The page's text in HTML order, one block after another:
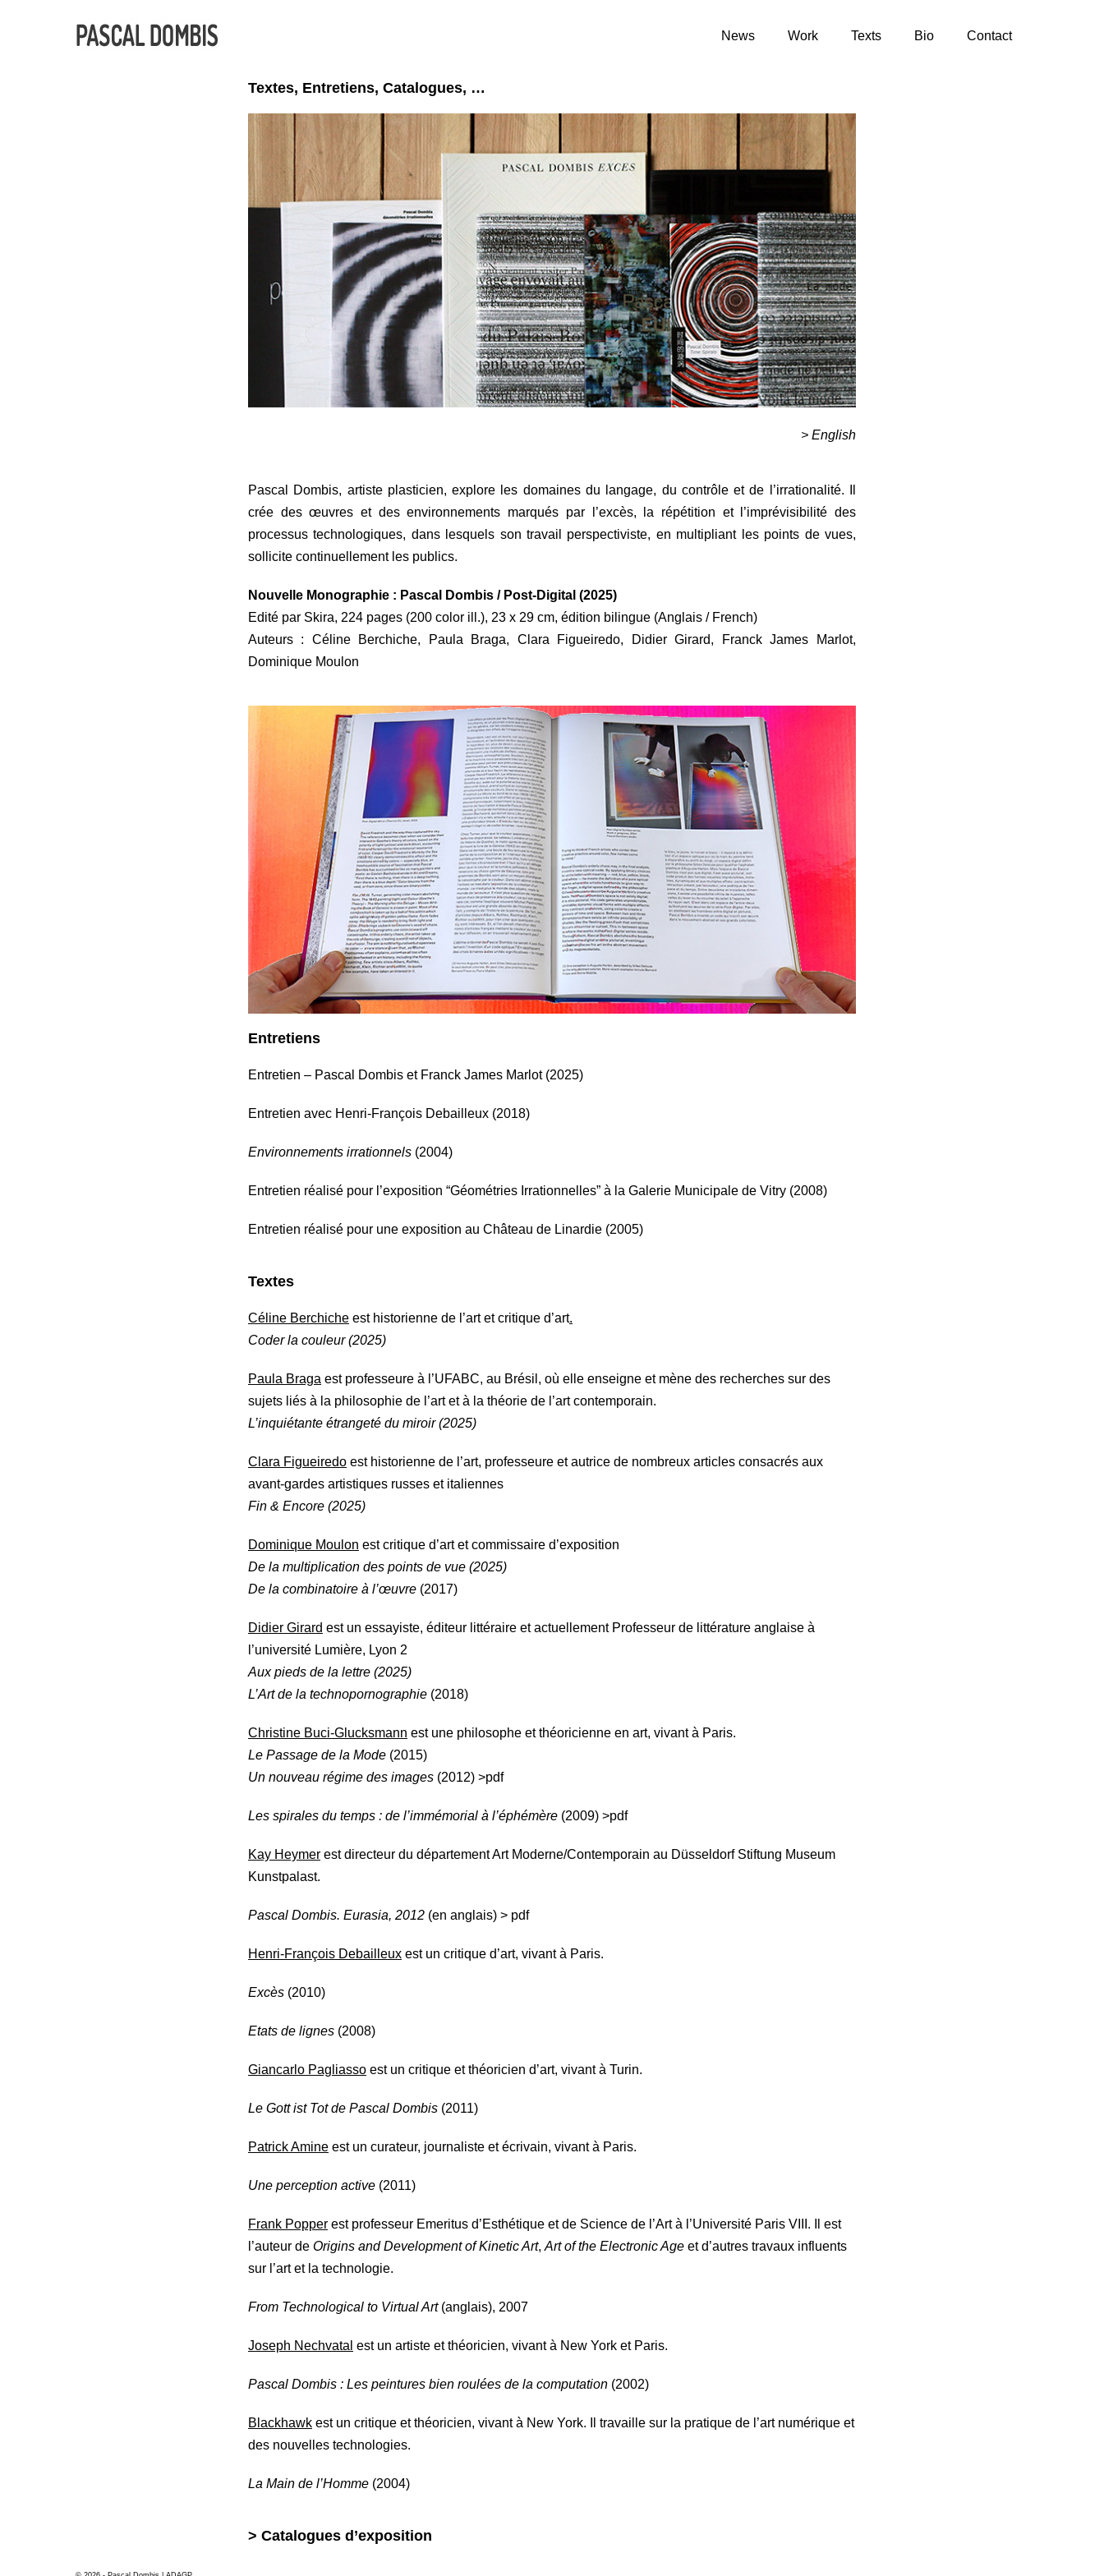
News Work Texts Bio Contact
Textes, Entretiens, Catalogues, …
> English
Pascal Dombis, artiste plasticien, explore les domaines du langage, du contrôle et de l’irrationalité. Il
crée des œuvres et des environnements marqués par l’excès, la répétition et l’imprévisibilité des
processus technologiques, dans lesquels son travail perspectiviste, en multipliant les points de vues,
sollicite continuellement les publics.
Nouvelle Monographie : Pascal Dombis / Post-Digital (2025)
Edité par Skira, 224 pages (200 color ill.), 23 x 29 cm, édition bilingue (Anglais / French)
Auteurs : Céline Berchiche, Paula Braga, Clara Figueiredo, Didier Girard, Franck James Marlot,
Dominique Moulon
Entretiens
Entretien – Pascal Dombis et Franck James Marlot (2025)
Entretien avec Henri-François Debailleux (2018)
Environnements irrationnels(2004)
Entretien réalisé pour l’exposition “Géométries Irrationnelles” à la Galerie Municipale de Vitry (2008)
Entretien réalisé pour une exposition au Château de Linardie (2005)
Textes
Céline Berchicheest historienne de l’art et critique d’art.
Coder la couleur (2025)
Paula Braga est professeure à l’UFABC, au Brésil, où elle enseigne et mène des recherches sur des
sujets liés à la philosophie de l’art et à la théorie de l’art contemporain.
L’inquiétante étrangeté du miroir (2025)
Clara Figueiredoest historienne de l’art, professeure et autrice de nombreux articles consacrés aux
avant-gardes artistiques russes et italiennes
Fin & Encore (2025)
Dominique Moulon est critique d’art et commissaire d’exposition
De la multiplication des points de vue (2025)
De la combinatoire à l’œuvre(2017)
Didier Girard est un essayiste, éditeur littéraire et actuellement Professeur de littérature anglaise à
l’université Lumière, Lyon 2
Aux pieds de la lettre (2025)
L’Art de la technopornographie(2018)
Christine Buci-Glucksmann est une philosophe et théoricienne en art, vivant à Paris.
Le Passage de la Mode(2015)
Un nouveau régime des images(2012) >pdf
Les spirales du temps : de l’immémorial à l’éphémère(2009) >pdf
Kay Heymerest directeur du département Art Moderne/Contemporain au Düsseldorf Stiftung Museum
Kunstpalast.
Pascal Dombis. Eurasia, 2012(en anglais) > pdf
Henri-François Debailleuxest un critique d’art, vivant à Paris.
Excès(2010)
Etats de lignes(2008)
Giancarlo Pagliassoest un critique et théoricien d’art, vivant à Turin.
Le Gott ist Tot de Pascal Dombis(2011)
Patrick Amineest un curateur, journaliste et écrivain, vivant à Paris.
Une perception active(2011)
Frank Popperest professeur Emeritus d’Esthétique et de Science de l’Art à l’Université Paris VIII. Il est
l’auteur de Origins and Development of Kinetic Art, Art of the Electronic Ageet d’autres travaux influents
sur l’art et la technologie.
From Technological to Virtual Art(anglais), 2007
Joseph Nechvatal est un artiste et théoricien, vivant à New York et Paris.
Pascal Dombis : Les peintures bien roulées de la computation(2002)
Blackhawkest un critique et théoricien, vivant à New York. Il travaille sur la pratique de l’art numérique et
des nouvelles technologies.
La Main de l’Homme(2004)
> Catalogues d’exposition